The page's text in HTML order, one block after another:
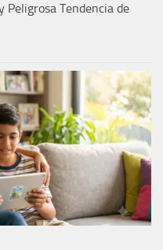
Peligrosa Tendencia de